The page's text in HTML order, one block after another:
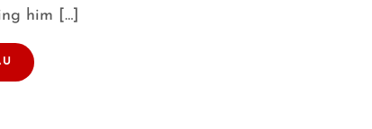
him […]